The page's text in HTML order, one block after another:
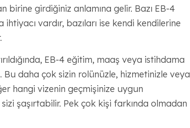
birine girdiğiniz anlamına gelir. Bazı EB-4
vardır, bazıları ise kendi kendilerine
EB-4 eğitim, maaş veya istihdama
daha çok sizin rolünüzle, hizmetinizle veya
hangi vizenin geçmişinize uygun
şaşırtabilir. Pek çok kişi farkında olmadan